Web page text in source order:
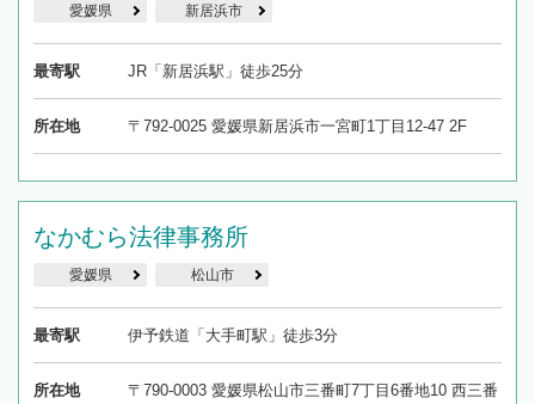
愛媛県 新居浜市
最寄駅 JR「新居浜駅」徒歩25分
所在地 〒792-0025 愛媛県新居浜市一宮町1丁目12-47 2F
なかむら法律事務所
愛媛県 松山市
最寄駅 伊予鉄道「大手町駅」徒歩3分
所在地
〒790-0003 愛媛県松山市三番町7丁目6番地10 西三番